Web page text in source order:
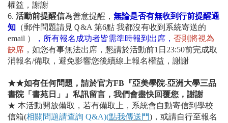
權益，謝謝
6. 活動前提醒信為善意提醒， 無論是否有無收到行前提醒通
知 （郵件問題請見Ｑ&A 第6點 我都沒有收到系統寄送的
email ）
， 所有報名成功者皆需準時報到出席 ， 否則將視為
缺席 ，如您有事無法出席，懇請於活動前1日23:50前完成取
消報名/備取，避免影響您後續線上報名權益，謝謝
★★如有任何問題，請於官方FB『亞美學院-亞洲大學三品
書院「書苑日」』私訊留言，我們會盡快回覆您，謝謝
★ 本活動開放備取，若有備取上，系統會自動寄信到學校
信箱(相關問題請查詢 Q&A)(點我傳送門) ，或請自行至報名